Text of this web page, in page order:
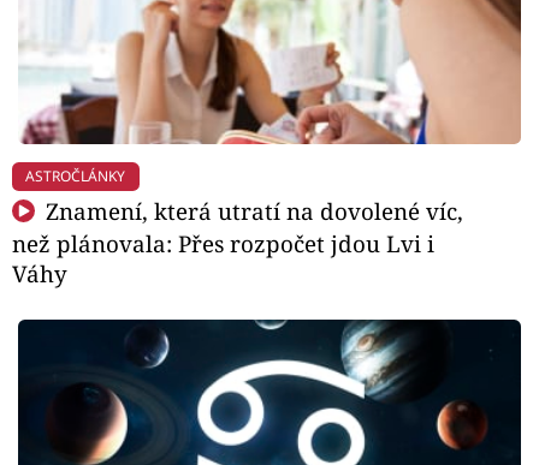
ASTROČLÁNKY
Znamení, která utratí na dovolené víc,
než plánovala: Přes rozpočet jdou Lvi i
Váhy